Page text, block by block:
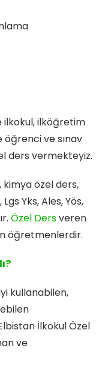
ilkokul, ilköğretim
ve sınav
ders vermekteyiz.
özel ders,
Yks, Ales, Yös,
Özel Dersveren
öğretmenlerdir.
kullanabilen,
İlkokul Özel
ve